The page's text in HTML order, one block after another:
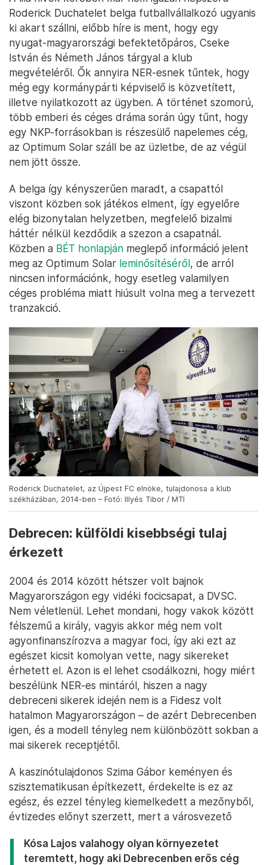
Roderick Duchatelet belga futballvállalkozó ugyanis
ki akart szállni, előbb híre is ment, hogy egy
nyugat-magyarországi befektetőpáros, Cseke
István és Németh János tárgyal a klub
megvételéről. Ők annyira NER-esnek tűntek, hogy
még egy kormánypárti képviselő is közvetített,
illetve nyilatkozott az ügyben. A történet szomorú,
több emberi és céges dráma során úgy tűnt, hogy
egy NKP-forrásokban is részesülő napelemes cég,
az Optimum Solar száll be az üzletbe, de az végül
nem jött össze.
A belga így kényszerűen maradt, a csapattól
viszont közben sok játékos elment, így egyelőre
elég bizonytalan helyzetben, megfelelő bizalmi
háttér nélkül kezdődik a szezon a csapatnál.
Közben a BÉT honlapján meglepő információ jelent
meg az Optimum Solar leminősítéséről, de arról
nincsen információnk, hogy esetleg valamilyen
céges probléma miatt hiúsult volna meg a tervezett
tranzakció.
Roderick Duchatelet, az Újpest FC elnöke, tulajdonosa a klub
székházában, 2014-ben – Fotó: Illyés Tibor / MTI
Debrecen: külföldi kisebbségi tulaj
érkezett
2004 és 2014 között hétszer volt bajnok
Magyarországon egy vidéki focicsapat, a DVSC.
Nem véletlenül. Lehet mondani, hogy vakok között
félszemű a király, vagyis akkor még nem volt
agyonfinanszírozva a magyar foci, így aki ezt az
egészet kicsit komolyan vette, nagy sikereket
érhetett el. Azon is el lehet csodálkozni, hogy miért
beszélünk NER-es mintáról, hiszen a nagy
debreceni sikerek idején nem is a Fidesz volt
hatalmon Magyarországon – de azért Debrecenben
igen, és a modell tényleg nem különbözött sokban a
mai sikerek receptjétől.
A kaszinótulajdonos Szima Gábor keményen és
szisztematikusan építkezett, érdekelte is ez az
egész, és ezzel tényleg kiemelkedett a mezőnyből,
évtizedes előnyt szerzett, mert a városvezető
Kósa Lajos valahogy olyan környezetet
teremtett, hogy aki Debrecenben erős cég